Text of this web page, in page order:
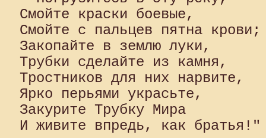
Смойте краски боевые,
Смойте с пальцев пятна
Закопайте в землю луки,
Трубки сделайте из камня,
Тростников для них нарвите,
Ярко перьями украсьте,
Закурите Трубку Мира